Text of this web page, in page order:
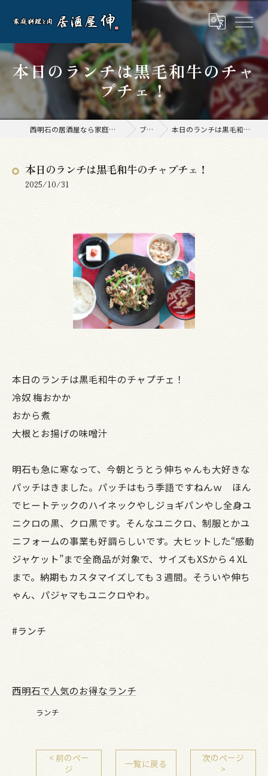
本日のランチは黒毛和牛のチャ
プチェ！
西明石の居酒屋なら家庭料理と肉 居酒屋 伸 ブログ 本日のランチは黒毛和牛のチャプチェ！
本日のランチは黒毛和牛のチャプチェ！
2025/10/31
本日のランチは黒毛和牛のチャプチェ！
冷奴 梅おかか
おから煮
大根とお揚げの味噌汁
明石も急に寒なって、今朝とうとう伸ちゃんも大好きな
パッチはきました。パッチはもう季語ですねんｗ ほん
でヒートテックのハイネックやしジョギパンやし全身ユ
ニクロの黒、クロ黒です。そんなユニクロ、制服とかユ
ニフォームの事業も好調らしいです。大ヒットした“感動
ジャケット”まで全商品が対象で、サイズもXSから４XL
まで。納期もカスタマイズしても３週間。そういや伸ち
ゃん、パジャマもユニクロやわ。
#ランチ
西明石で人気のお得なランチ
ランチ
< 前のペー
ジ
一覧に戻る
次のページ
>